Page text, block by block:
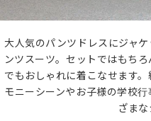
大人気のパンツドレスにジャ
ンツスーツ。セットではもち
でもおしゃれに着こなせます
モニーシーンやお子様の学校
ざまな